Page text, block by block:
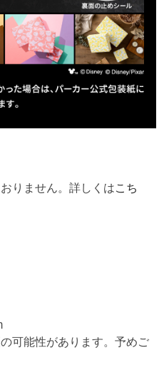
りません。詳しくはこち
可能性があります。予めご